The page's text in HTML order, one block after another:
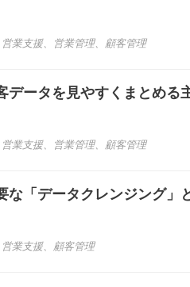
営業支援、 営業管理、 顧客管理
データを見やすくまとめる
営業支援、 営業管理、 顧客管理
な「データクレンジング」
営業支援、 顧客管理